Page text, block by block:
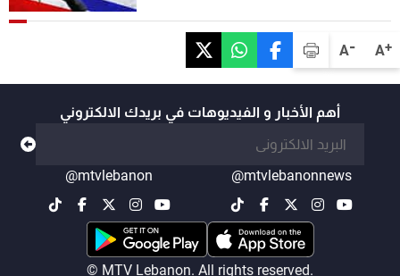
A+
A-
أهم الأخبار و الفيديوهات في بريدك الالكتروني
@mtvlebanonnews
@mtvlebanon
© MTV Lebanon. All rights reserved.